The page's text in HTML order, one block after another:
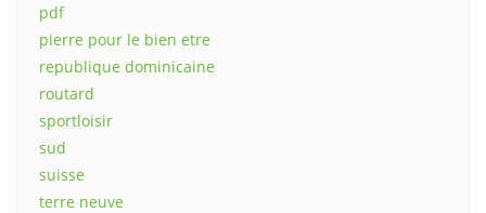
pdf
pierre pour le bien etre
republique dominicaine
routard
sportloisir
sud
suisse
terre neuve